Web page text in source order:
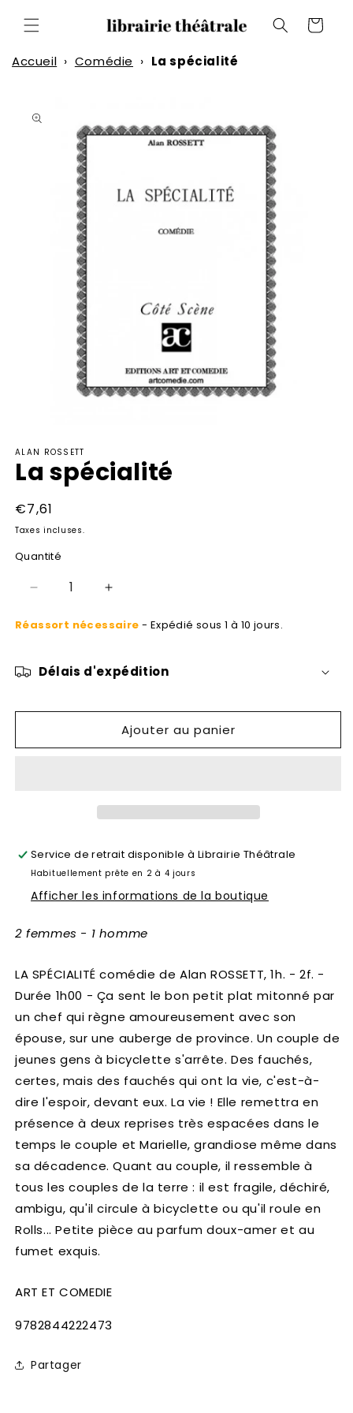
passer
au
Panier
Accueil › Comédie › La spécialité
informations
produits
média
1
dans
fenêtre
modale
ALAN ROSSETT
La spécialité
Prix
habituel
€7,61
Taxes incluses.
Quantité
Réduire
quantité
spécialité
Augmenter
quantité
spécialité
Réassort nécessaire - Expédié sous 1 à 10 jours.
Délais d'expédition
Ajouter au panier
Service de retrait disponible à Librairie Théâtrale
Habituellement prête en 2 à 4 jours
Afficher les informations de la boutique
2 femmes - 1 homme
LA SPÉCIALITÉ comédie de Alan ROSSETT, 1h. - 2f. -
Durée 1h00 - Ça sent le bon petit plat mitonné par
un chef qui règne amoureusement avec son
épouse, sur une auberge de province. Un couple de
jeunes gens à bicyclette s'arrête. Des fauchés,
certes, mais des fauchés qui ont la vie, c'est-à-
dire l'espoir, devant eux. La vie ! Elle remettra en
présence à deux reprises très espacées dans le
temps le couple et Marielle, grandiose même dans
sa décadence. Quant au couple, il ressemble à
tous les couples de la terre : il est fragile, déchiré,
ambigu, qu'il circule à bicyclette ou qu'il roule en
Rolls... Petite pièce au parfum doux-amer et au
fumet exquis.
ART ET COMEDIE
SKU:
9782844222473
Partager